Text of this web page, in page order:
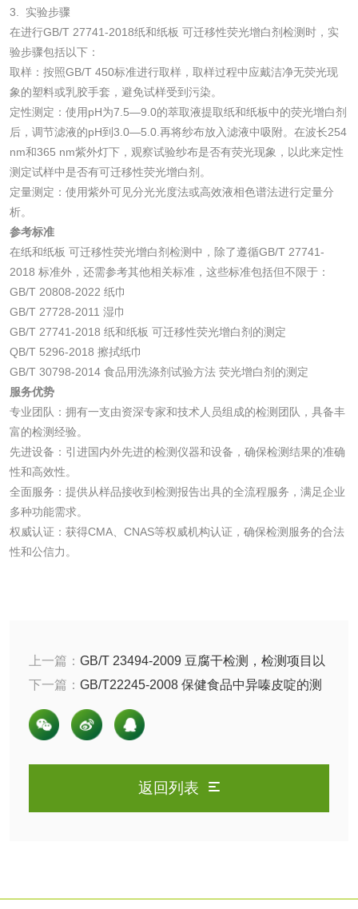
3. 实验步骤
在进行GB/T 27741-2018纸和纸板 可迁移性荧光增白剂检测时，实
验步骤包括以下：
取样：按照GB/T 450标准进行取样，取样过程中应戴洁净无荧光现
象的塑料或乳胶手套，避免试样受到污染。
定性测定：使用pH为7.5—9.0的萃取液提取纸和纸板中的荧光增白剂
后，调节滤液的pH到3.0—5.0.再将纱布放入滤液中吸附。在波长254
nm和365 nm紫外灯下，观察试验纱布是否有荧光现象，以此来定性
测定试样中是否有可迁移性荧光增白剂。
定量测定：使用紫外可见分光光度法或高效液相色谱法进行定量分
析。
参考标准
在纸和纸板 可迁移性荧光增白剂检测中，除了遵循GB/T 27741-
2018 标准外，还需参考其他相关标准，这些标准包括但不限于：
GB/T 20808-2022 纸巾
GB/T 27728-2011 湿巾
GB/T 27741-2018 纸和纸板 可迁移性荧光增白剂的测定
QB/T 5296-2018 擦拭纸巾
GB/T 30798-2014 食品用洗涤剂试验方法 荧光增白剂的测定
服务优势
专业团队：拥有一支由资深专家和技术人员组成的检测团队，具备丰
富的检测经验。
先进设备：引进国内外先进的检测仪器和设备，确保检测结果的准确
性和高效性。
全面服务：提供从样品接收到检测报告出具的全流程服务，满足企业
多种功能需求。
权威认证：获得CMA、CNAS等权威机构认证，确保检测服务的合法
性和公信力。
上一篇： GB/T 23494-2009 豆腐干检测，检测项目以
及参考标准有哪些
下一篇： GB/T22245-2008 保健食品中异嗪皮啶的测
定，实验步骤以及检测标准
返回列表
洗手液检测
水处理剂
水处理药剂检测
检测
三氯异氰尿酸检测 磷酸二氢铵检测
活性炭
电厂水处理活性炭 木质活性炭检测
木质净水用活性炭
化肥检测 微生物菌剂检测
有机肥检测
化工试剂